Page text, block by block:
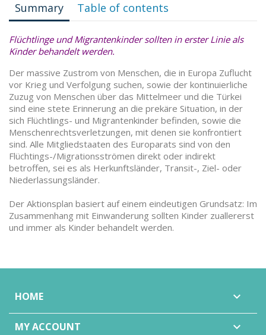
Summary Table of contents
Flüchtlinge und Migrantenkinder sollten in erster Linie als
Kinder behandelt werden.
Der massive Zustrom von Menschen, die in Europa Zuflucht
vor Krieg und Verfolgung suchen, sowie der kontinuierliche
Zuzug von Menschen über das Mittelmeer und die Türkei
sind eine stete Erinnerung an die prekäre Situation, in der
sich Flüchtlings- und Migrantenkinder befinden, sowie die
Menschenrechtsverletzungen, mit denen sie konfrontiert
sind. Alle Mitgliedstaaten des Europarats sind von den
Flüchtings-/Migrationsströmen direkt oder indirekt
betroffen, sei es als Herkunftsländer, Transit-, Ziel- oder
Niederlassungsländer.
Der Aktionsplan basiert auf einem eindeutigen Grundsatz: Im
Zusammenhang mit Einwanderung sollten Kinder zuallererst
und immer als Kinder behandelt werden.
HOME 
MY ACCOUNT 